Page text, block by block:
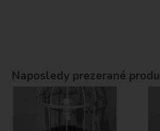
Naposledy prezerané